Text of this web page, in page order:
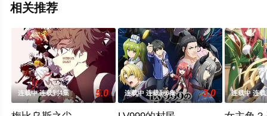
相关推荐
连载中 连载到4集 5.0 连载中 连载到6集 3.0 连载中 连